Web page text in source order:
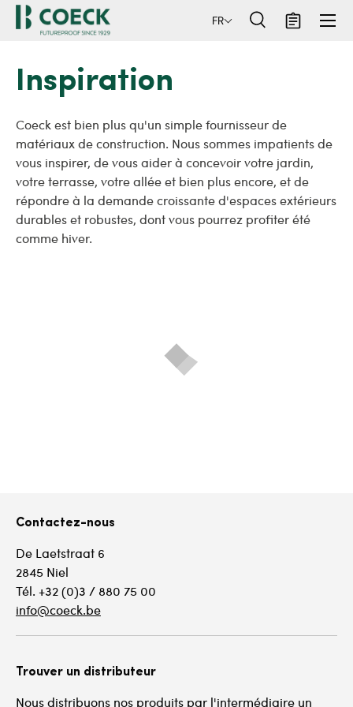
au contenu
FR RecherchePanier
Menu
Inspiration
Coeck est bien plus qu'un simple fournisseur de
matériaux de construction. Nous sommes impatients de
vous inspirer, de vous aider à concevoir votre jardin,
votre terrasse, votre allée et bien plus encore, et de
répondre à la demande croissante d'espaces extérieurs
durables et robustes, dont vous pourrez profiter été
comme hiver.
Contactez-nous
De Laetstraat 6
2845 Niel
Tél. +32 (0)3 / 880 75 00
info@coeck.be
Trouver un distributeur
Nous distribuons nos produits par l'intermédiaire un